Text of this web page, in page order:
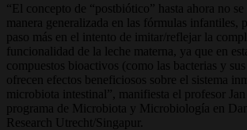
“El concepto de “postbiótico” hasta ahora no
manera generalizada en las fórmulas infantiles,
paso más en el intento de imitar/reflejar la
funcionalidad de la leche materna, ya que en
compuestos bioactivos (como las bacterias y
ofrecen efectos beneficiosos sobre el sistema
microbiota intestinal”, manifiesta el profesor
programa de Microbiota y Microbiología en
Research Utrecht/Singapur.